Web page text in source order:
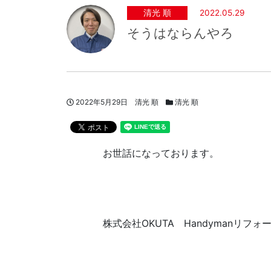
清光 順 2022.05.29
そうはならんやろ
投稿日
2022年5月29日 著者
清光 順 スタッフブログカテゴリー
清光 順
お世話になっております。
株式会社OKUTA Handymanリフォー